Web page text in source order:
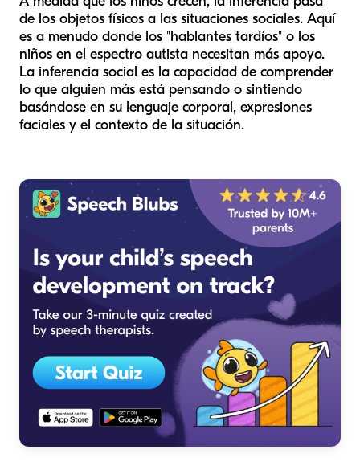
de los objetos físicos a las situaciones sociales. Aquí
es a menudo donde los "hablantes tardíos" o los
niños en el espectro autista necesitan más apoyo.
La inferencia social es la capacidad de comprender
lo que alguien más está pensando o sintiendo
basándose en su lenguaje corporal, expresiones
faciales y el contexto de la situación.